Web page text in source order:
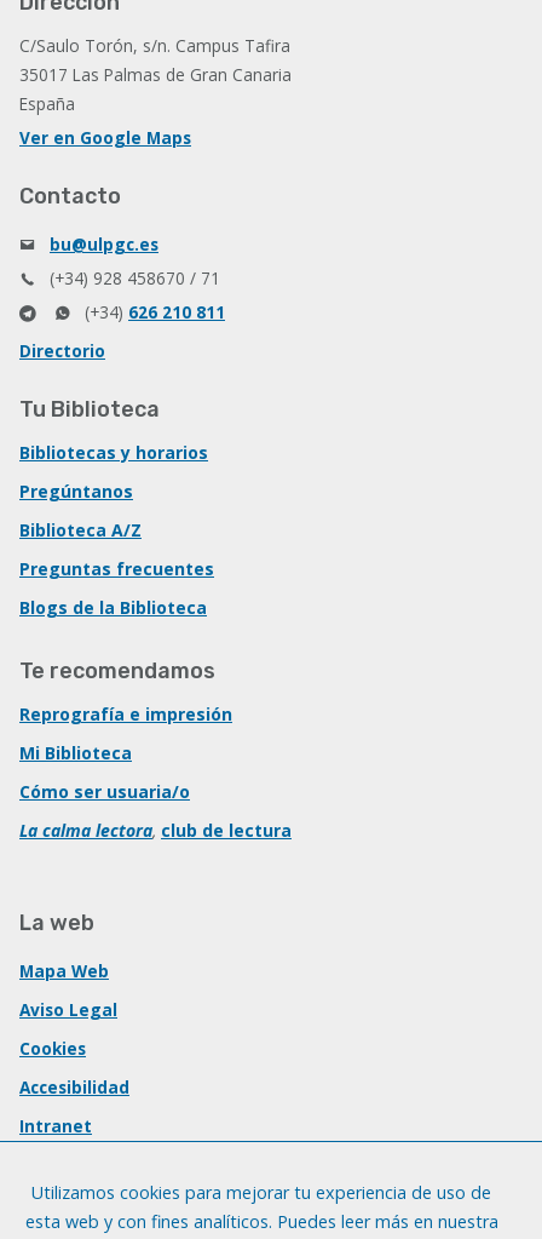
C/Saulo Torón, s/n. Campus Tafira
35017 Las Palmas de Gran Canaria
España
Ver en Google Maps
Contacto
bu@ulpgc.es
(+34) 928 458670 / 71
(+34) 626 210 811
Directorio
Tu Biblioteca
Bibliotecas y horarios
Pregúntanos
Biblioteca A/Z
Preguntas frecuentes
Blogs de la Biblioteca
Te recomendamos
Reprografía e impresión
Mi Biblioteca
Cómo ser usuaria/o
La calma lectora, club de lectura
La web
Mapa Web
Aviso Legal
Cookies
Accesibilidad
Intranet
Utilizamos cookies para mejorar tu experiencia de uso de
esta web y con fines analíticos. Puedes leer más en nuestra